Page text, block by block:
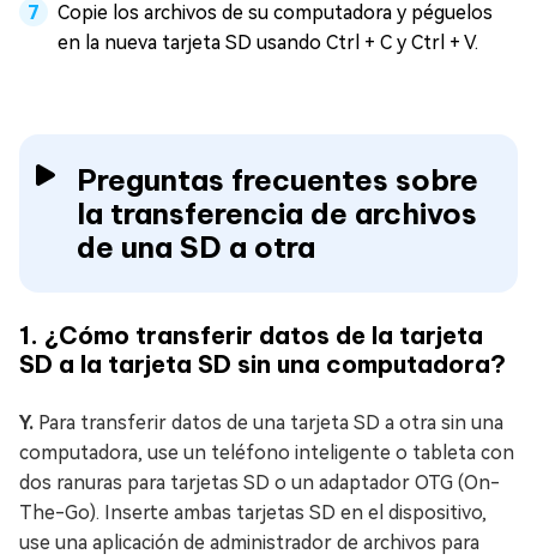
Copie los archivos de su computadora y péguelos
en la nueva tarjeta SD usando Ctrl + C y Ctrl + V.
Preguntas frecuentes sobre
la transferencia de archivos
de una SD a otra
1. ¿Cómo transferir datos de la tarjeta
SD a la tarjeta SD sin una computadora?
Y. Para transferir datos de una tarjeta SD a otra sin una
computadora, use un teléfono inteligente o tableta con
dos ranuras para tarjetas SD o un adaptador OTG (On-
The-Go). Inserte ambas tarjetas SD en el dispositivo,
use una aplicación de administrador de archivos para